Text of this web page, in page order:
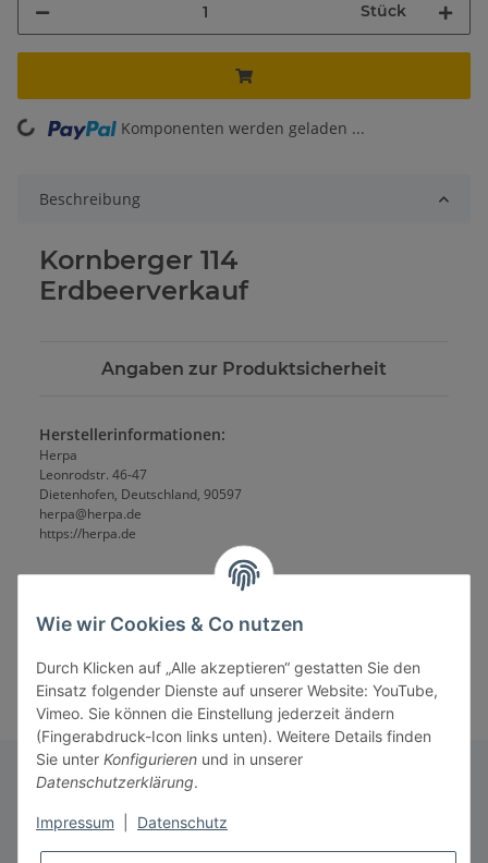
Stück
Loading... Komponenten werden geladen ...
Beschreibung
Kornberger 114
Erdbeerverkauf
Angaben zur Produktsicherheit
Herstellerinformationen:
Herpa
Leonrodstr. 46-47
Dietenhofen, Deutschland, 90597
herpa@herpa.de
https://herpa.de
Informationen
Wie wir Cookies & Co nutzen
Durch Klicken auf „Alle akzeptieren“ gestatten Sie den
Einsatz folgender Dienste auf unserer Website: YouTube,
Vimeo. Sie können die Einstellung jederzeit ändern
(Fingerabdruck-Icon links unten). Weitere Details finden
Sie unter Konfigurieren und in unserer
Datenschutzerklärung.
Impressum Datenschutz